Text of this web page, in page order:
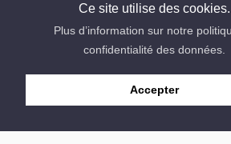
Ce site utilise des cookies.
Plus d’information sur notre
confidentialité des données.
Accepter